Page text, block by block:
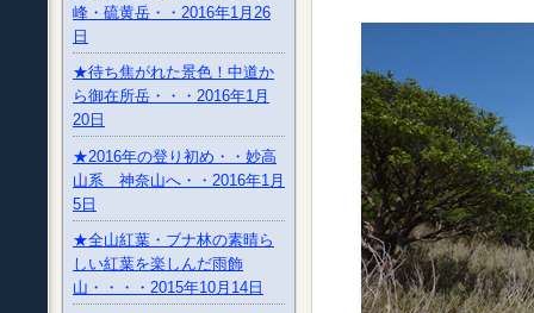
峰・硫黄岳・・2016年1月26
日
★待ち焦がれた景色！中道か
ら御在所岳・・・2016年1月
20日
★2016年の登り初め・・妙高
山系 神奈山へ・・2016年1月
5日
★全山紅葉・ブナ林の素晴ら
しい紅葉を楽しんだ雨飾
山・・・・2015年10月14日